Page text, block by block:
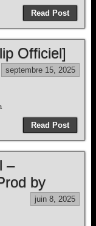
Read Post
Officiel]
septembre 15, 2025
Read Post
–
by
juin 8, 2025